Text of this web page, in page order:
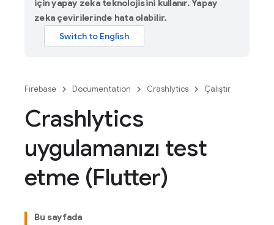
için yapay zeka teknolojisini kullanır. Yapay
zeka çevirilerinde hata olabilir.
Firebase Documentation Crashlytics Çalıştır
Crashlytics
uygulamanızı test
etme (Flutter)
Bu sayfada